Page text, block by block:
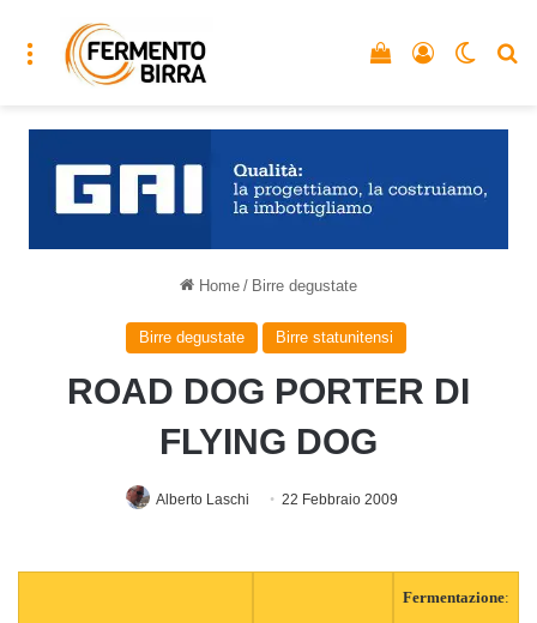
Menu Accedi
Vedi il carrello
Home / Birre degustate
Birre degustate Birre statunitensi
ROAD DOG PORTER DI
FLYING DOG
Alberto Laschi 22 Febbraio 2009
Fermentazione: